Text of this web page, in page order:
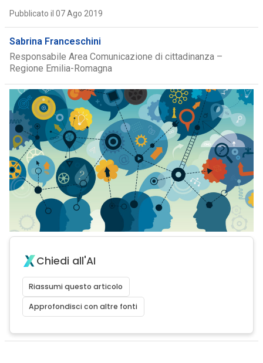
Pubblicato il 07 Ago 2019
Sabrina Franceschini
Responsabile Area Comunicazione di cittadinanza –
Regione Emilia-Romagna
Chiedi all'AI
Riassumi questo articolo
Approfondisci con altre fonti